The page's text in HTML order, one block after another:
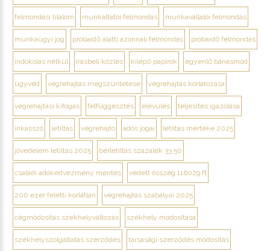
felmondási tilalom munkáltatói felmondás munkavállalói felmondás
munkaügyi jog próbaidő alatti azonnali felmondás próbaidő felmondás
indokolás nélkül írásbeli közlés kilépő papírok egyenlő bánásmód
ügyvéd végrehajtás megszüntetése végrehajtás korlátozása
végrehajtási kifogás felfüggesztés elévülés teljesítés igazolása
inkasszó letiltás végrehajtó adós jogai letiltás mértéke 2025
jövedelem letiltás 2025 bérletiltás százalék 33 50
családi adókedvezmény mentes védett összeg 116029 ft
200 ezer feletti korlátlan végrehajtás szabályai 2025
cégmódosítás székhelyváltozás székhely módosítása
székhelyszolgáltatás szerződés társasági szerződés módosítás